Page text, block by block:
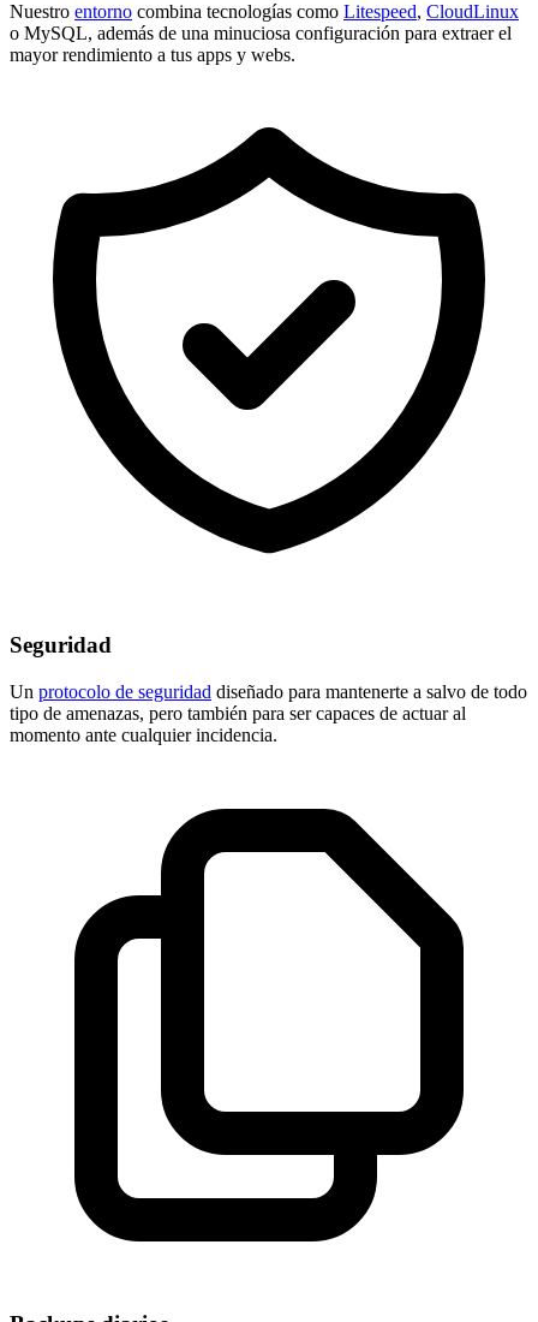
Nuestro entorno combina tecnologías como Litespeed, CloudLinux
o MySQL, además de una minuciosa configuración para extraer el
mayor rendimiento a tus apps y webs.
Seguridad
Un protocolo de seguridad diseñado para mantenerte a salvo de todo
tipo de amenazas, pero también para ser capaces de actuar al
momento ante cualquier incidencia.